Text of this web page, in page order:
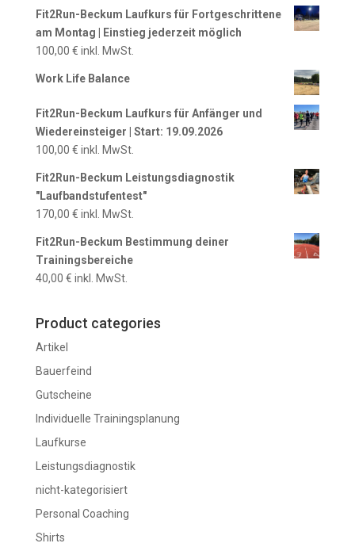
Fit2Run-Beckum Laufkurs für Fortgeschrittene
am Montag | Einstieg jederzeit möglich
100,00 € inkl. MwSt.
Work Life Balance
Fit2Run-Beckum Laufkurs für Anfänger und
Wiedereinsteiger | Start: 19.09.2026
100,00 € inkl. MwSt.
Fit2Run-Beckum Leistungsdiagnostik
"Laufbandstufentest"
170,00 € inkl. MwSt.
Fit2Run-Beckum Bestimmung deiner
Trainingsbereiche
40,00 € inkl. MwSt.
Product categories
Artikel
Bauerfeind
Gutscheine
Individuelle Trainingsplanung
Laufkurse
Leistungsdiagnostik
nicht-kategorisiert
Personal Coaching
Shirts